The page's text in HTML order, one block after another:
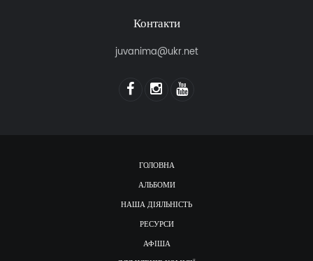
Контакти
juvanima@ukr.net
ГОЛОВНА
АЛЬБОМИ
НАША ДІЯЛЬНІСТЬ
РЕСУРСИ
АФІША